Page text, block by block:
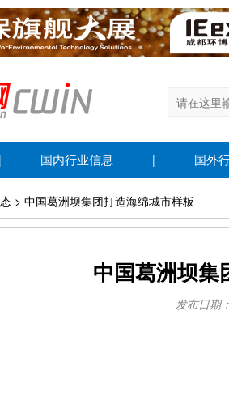
| 国内行业信息 | 国外
> 中国葛洲坝集团打造海绵城市样板
中国葛洲坝集
发布日期